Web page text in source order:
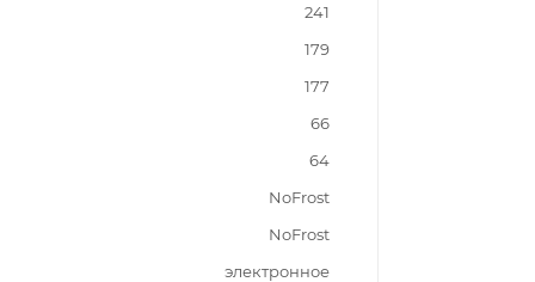
241
179
177
66
64
NoFrost
NoFrost
электронное